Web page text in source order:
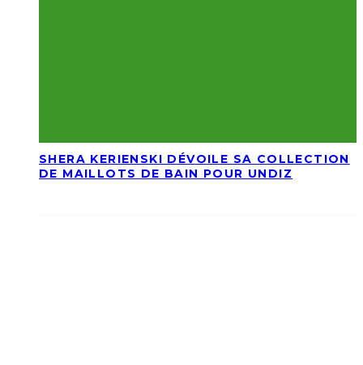
SHERA KERIENSKI DÉVOILE SA COLLECTION
DE MAILLOTS DE BAIN POUR UNDIZ